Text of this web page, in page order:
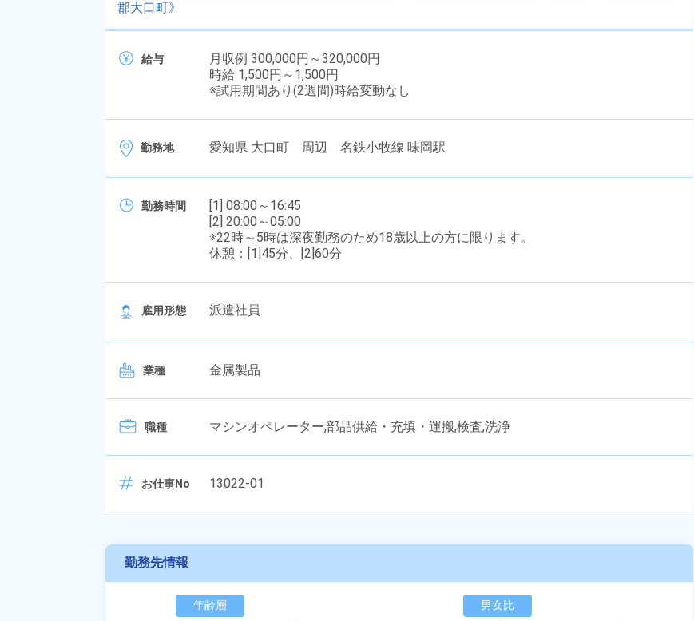
郡大口町》
給与
月収例 300,000円～320,000円
時給 1,500円～1,500円
※試用期間あり(2週間)時給変動なし
勤務地 愛知県 大口町 周辺 名鉄小牧線 味岡駅
勤務時間
[1] 08:00～16:45
[2] 20:00～05:00
※22時～5時は深夜勤務のため18歳以上の方に限ります。
休憩：[1]45分、[2]60分
雇用形態 派遣社員
業種 金属製品
職種 マシンオペレーター,部品供給・充填・運搬,検査,洗浄
お仕事No 13022-01
勤務先情報
年齢層
男女比
に！？ディープな世界にあなたもきっとハマる
はず！